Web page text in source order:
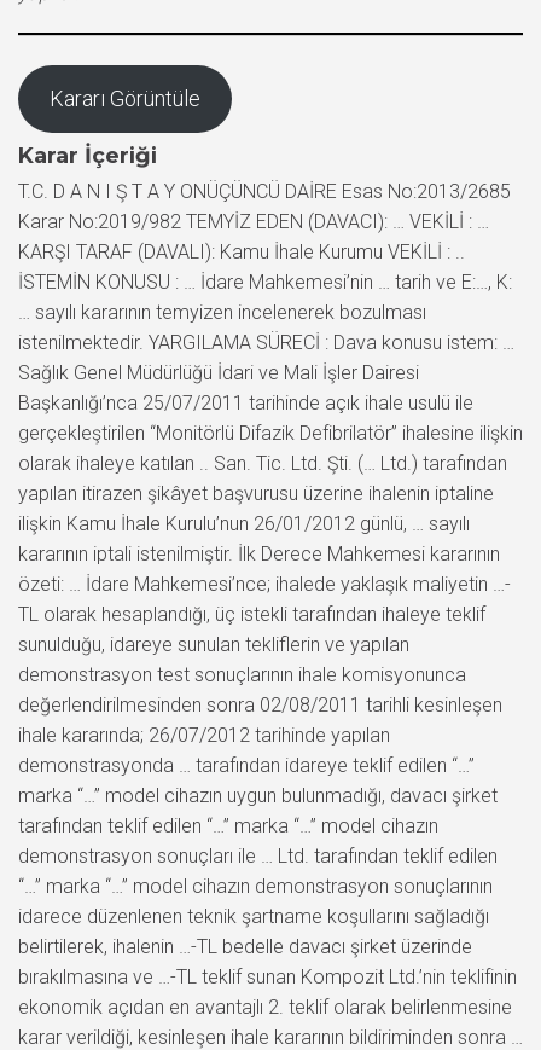
Kararı Görüntüle
Karar İçeriği
T.C. D A N I Ş T A Y ONÜÇÜNCÜ DAİRE Esas No:2013/2685
Karar No:2019/982 TEMYİZ EDEN (DAVACI): … VEKİLİ : …
KARŞI TARAF (DAVALI): Kamu İhale Kurumu VEKİLİ : ..
İSTEMİN KONUSU : … İdare Mahkemesi’nin … tarih ve E:…, K:
… sayılı kararının temyizen incelenerek bozulması
istenilmektedir. YARGILAMA SÜRECİ : Dava konusu istem: …
Sağlık Genel Müdürlüğü İdari ve Mali İşler Dairesi
Başkanlığı’nca 25/07/2011 tarihinde açık ihale usulü ile
gerçekleştirilen “Monitörlü Difazik Defibrilatör” ihalesine ilişkin
olarak ihaleye katılan .. San. Tic. Ltd. Şti. (… Ltd.) tarafından
yapılan itirazen şikâyet başvurusu üzerine ihalenin iptaline
ilişkin Kamu İhale Kurulu’nun 26/01/2012 günlü, … sayılı
kararının iptali istenilmiştir. İlk Derece Mahkemesi kararının
özeti: … İdare Mahkemesi’nce; ihalede yaklaşık maliyetin …-
TL olarak hesaplandığı, üç istekli tarafından ihaleye teklif
sunulduğu, idareye sunulan tekliflerin ve yapılan
demonstrasyon test sonuçlarının ihale komisyonunca
değerlendirilmesinden sonra 02/08/2011 tarihli kesinleşen
ihale kararında; 26/07/2012 tarihinde yapılan
demonstrasyonda … tarafından idareye teklif edilen “…”
marka “…” model cihazın uygun bulunmadığı, davacı şirket
tarafından teklif edilen “…” marka “…” model cihazın
demonstrasyon sonuçları ile … Ltd. tarafından teklif edilen
“…” marka “…” model cihazın demonstrasyon sonuçlarının
idarece düzenlenen teknik şartname koşullarını sağladığı
belirtilerek, ihalenin …-TL bedelle davacı şirket üzerinde
bırakılmasına ve …-TL teklif sunan Kompozit Ltd.’nin teklifinin
ekonomik açıdan en avantajlı 2. teklif olarak belirlenmesine
karar verildiği, kesinleşen ihale kararının bildiriminden sonra …